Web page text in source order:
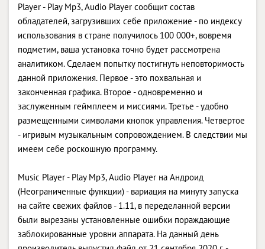
Player - Play Mp3, Audio Player сообщит состав
обладателей, загрузивших себе приложение - по индексу
использования в стране получилось 100 000+, вовремя
подметим, ваша установка точно будет рассмотрена
аналитиком. Сделаем попытку постигнуть неповторимость
данной приложения. Первое - это похвальная и
законченная графика. Второе - одновременно и
заслуженным геймплеем и миссиями. Третье - удобно
размещенными символами кнопок управления. Четвертое
- игривым музыкальным сопровождением. В следствии мы
имеем себе роскошную программу.
Music Player - Play Mp3, Audio Player на Андроид
(Неограниченные функции) - вариация на минуту запуска
на сайте свежих файлов - 1.11, в переделанной версии
были вырезаны установленные ошибки пораждающие
заблокированные уровни аппарата. На данный день